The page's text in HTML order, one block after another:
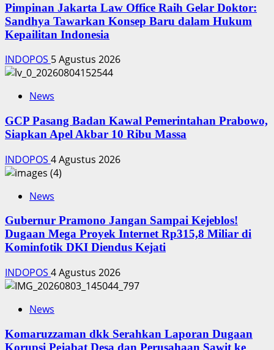
Pimpinan Jakarta Law Office Raih Gelar Doktor:
Sandhya Tawarkan Konsep Baru dalam Hukum
Kepailitan Indonesia
INDOPOS 5 Agustus 2026
News
‎GCP Pasang Badan Kawal Pemerintahan Prabowo,
Siapkan Apel Akbar 10 Ribu Massa
INDOPOS 4 Agustus 2026
News
Gubernur Pramono Jangan Sampai Kejeblos!
Dugaan Mega Proyek Internet Rp315,8 Miliar di
Kominfotik DKI Diendus Kejati
INDOPOS 4 Agustus 2026
News
Komaruzzaman dkk Serahkan Laporan Dugaan
Korupsi Pejabat Desa dan Perusahaan Sawit ke